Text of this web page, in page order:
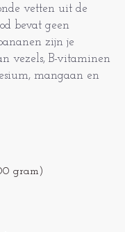
vetten uit de
bevat geen
zijn je
vezels, B-vitaminen
mangaan en
gram)